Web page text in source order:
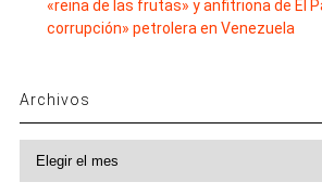
«reina de las frutas» y anfitriona de El
corrupción» petrolera en Venezuela
Archivos